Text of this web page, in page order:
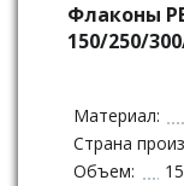
Флаконы
150/250/
Материал:
Страна
Объем: